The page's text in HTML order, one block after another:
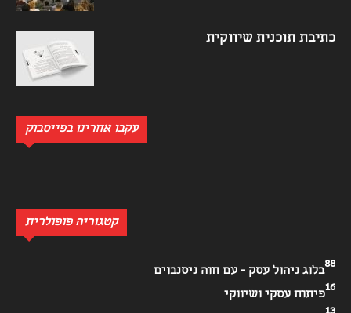
כתיבת תוכנית שיווקית
עקבו אחרינו בפייסבוק
קטגוריה פופולרית
בלוג ניהול עסק - עם חוה ניסנבוים
88
פיתוח עסקי ושיווקי
16